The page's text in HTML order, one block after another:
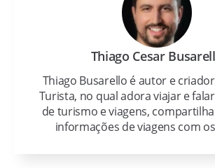
Thiago Cesar
Thiago Busarello é autor e
Turista, no qual adora viajar e
de turismo e viagens,
informações de viagens com